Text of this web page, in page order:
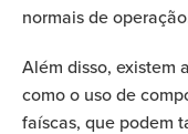
normais de
Além disso, existem
como o uso de
faíscas, que podem